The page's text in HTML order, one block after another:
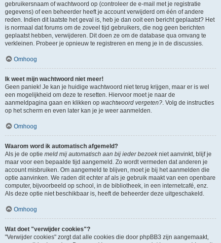
gebruikersnaam of wachtwoord op (controleer de e-mail met je registratie
gegevens) of een beheerder heeft je account verwijderd om één of andere
reden. Indien dit laatste het geval is, heb je dan ooit een bericht geplaatst? Het
is normaal dat forums om de zoveel tijd gebruikers, die nog geen berichten
geplaatst hebben, verwijderen. Dit doen ze om de database qua omvang te
verkleinen. Probeer je opnieuw te registreren en meng je in de discussies.
Omhoog
Ik weet mijn wachtwoord niet meer!
Geen paniek! Je kan je huidige wachtwoord niet terug krijgen, maar er is wel
een mogelijkheid om deze te resetten. Hiervoor moet je naar de
aanmeldpagina gaan en klikken op wachtwoord vergeten?. Volg de instructies
op het scherm en even later kan je je weer aanmelden.
Omhoog
Waarom word ik automatisch afgemeld?
Als je de optie meld mij automatisch aan bij ieder bezoekniet aanvinkt, blijf je
maar voor een bepaalde tijd aangemeld. Zo wordt vermeden dat anderen je
account misbruiken. Om aangemeld te blijven, moet je bij het aanmelden die
optie aanvinken. We raden dit echter af als je gebruik maakt van een openbare
computer, bijvoorbeeld op school, in de bibliotheek, in een internetcafé, enz.
Als deze optie niet beschikbaar is, heeft de beheerder deze uitgeschakeld.
Omhoog
Wat doet "verwijder cookies"?
"Verwijder cookies" zorgt dat alle cookies die door phpBB3 zijn aangemaakt,